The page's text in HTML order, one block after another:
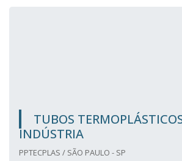
TUBOS
INDÚSTRIA
PPTECPLAS / SÃO PAULO - SP